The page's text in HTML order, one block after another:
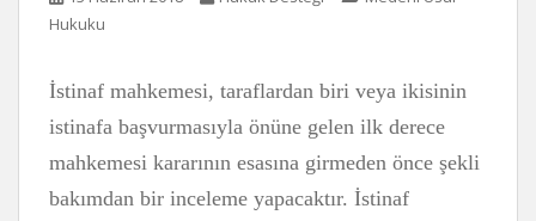
Hukuku
İstinaf mahkemesi, taraflardan biri veya ikisinin
istinafa başvurmasıyla önüne gelen ilk derece
mahkemesi kararının esasına girmeden önce şekli
bakımdan bir inceleme yapacaktır. İstinaf